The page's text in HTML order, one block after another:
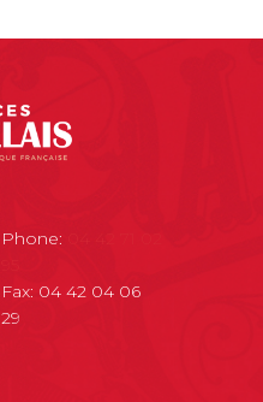
Phone:
Fax: 04 42 04 06
29